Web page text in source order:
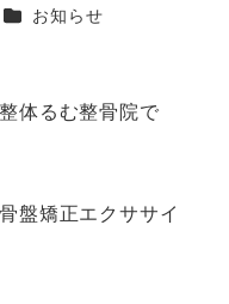
カテゴリー
お知らせ
体るむ整骨院で
盤矯正エクササイ